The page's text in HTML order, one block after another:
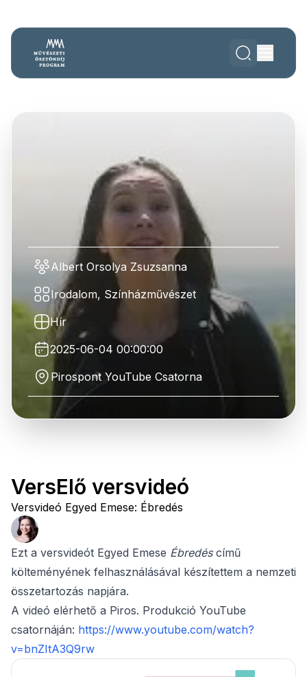
Albert Orsolya Zsuzsanna
Irodalom, Színházművészet
Hír
2025-06-04 00:00:00
Pirospont YouTube Csatorna
VersElő versvideó
Versvideó Egyed Emese: Ébredés
Ezt a versvideót Egyed Emese Ébredéscímű
költeményének felhasználásával készítettem a nemzeti
összetartozás napjára.
A videó elérhető a Piros. Produkció YouTube
csatornáján: https://www.youtube.com/watch?
v=bnZItA3Q9rw